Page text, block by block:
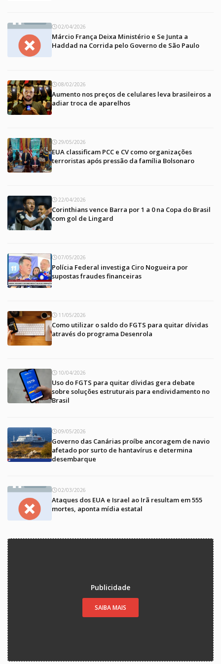
02/04/2026
Márcio França Deixa Ministério e Se Junta a
Haddad na Corrida pelo Governo de São Paulo
08/02/2026
Aumento nos preços de celulares leva brasileiros a
adiar troca de aparelhos
29/05/2026
EUA classificam PCC e CV como organizações
terroristas após pressão da família Bolsonaro
22/04/2026
Corinthians vence Barra por 1 a 0 na Copa do Brasil
com gol de Lingard
07/05/2026
Polícia Federal investiga Ciro Nogueira por
supostas fraudes financeiras
11/05/2026
Como utilizar o saldo do FGTS para quitar dívidas
através do programa Desenrola
10/04/2026
Uso do FGTS para quitar dívidas gera debate
sobre soluções estruturais para endividamento no
Brasil
09/05/2026
Governo das Canárias proíbe ancoragem de navio
afetado por surto de hantavírus e determina
desembarque
02/03/2026
Ataques dos EUA e Israel ao Irã resultam em 555
mortes, aponta mídia estatal
Publicidade
SAIBA MAIS